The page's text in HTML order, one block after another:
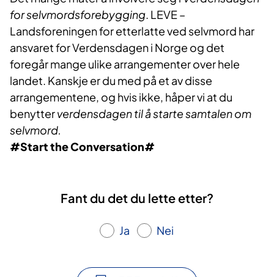
for selvmordsforebygging. LEVE –
Landsforeningen for etterlatte ved selvmord har
ansvaret for Verdensdagen i Norge og det
foregår mange ulike arrangementer over hele
landet. Kanskje er du med på et av disse
arrangementene, og hvis ikke, håper vi at du
benytterverdensdagen til å starte samtalen om
selvmord.
#Start the Conversation#
Fant du det du lette etter?
Ja Nei